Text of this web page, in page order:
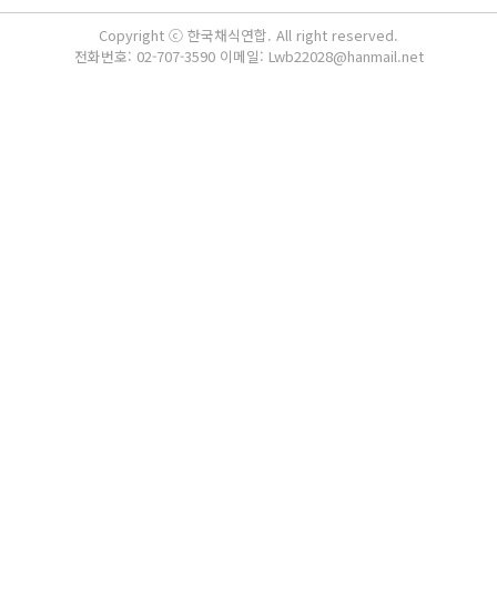
Copyright ⓒ 한국채식연합. All right reserved.
전화번호: 02-707-3590 이메일: Lwb22028@hanmail.net